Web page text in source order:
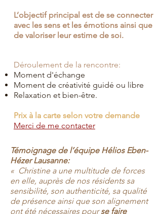
L’objectif principal est de se connecter
avec les sens et les émotions ainsi que
de valoriser leur estime de soi.
Déroulement de la rencontre:
Moment d'échange
Moment de créativité guidé ou libre
Relaxation et bien-être.
Prix à la carte selon votre demande
Merci de me contacter
Témoignage de l’équipe Hélios Eben-
Hézer Lausanne:
« Christine a une multitude de forces
en elle, auprès de nos résidents sa
sensibilité, son authenticité, sa qualité
de présence ainsi que son alignement
ont été nécessaires pourse faire